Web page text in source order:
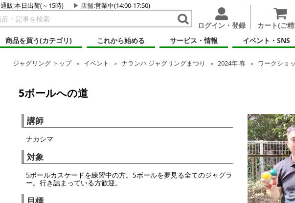
通販:本日出荷(～15時) 店舗:営業中(14:00-17:50)
ログイン・登録 カート(ご
商品を買う(カテゴリ)
これから始める サービス・情報 イベント・SNS
ジャグリングトップ イベント ナランハ ジャグリングまつり 2024年 春 ワークショ
5ボールへの道
講師
ナカシマ
対象
5ボールカスケードを練習中の方。5ボールを夢見る全てのジャグラ
ー。行き詰まっている方歓迎。